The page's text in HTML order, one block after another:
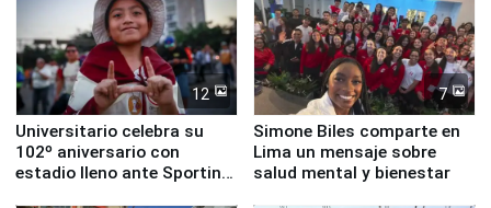
12
Universitario celebra su
102º aniversario con
estadio lleno ante Sporting
7
Simone Biles comparte en
Lima un mensaje sobre
salud mental y bienestar